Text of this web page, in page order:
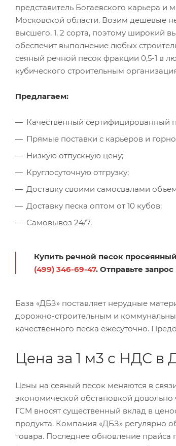
представитель Богаевского карьера и
Московской области. Возим дешевые
высшего, 1, 2 сорта, поэтому широкий
обеспечит выполнение любых
сеяный речной песок фракции 0,5-1 в
кубического строительным
Предлагаем:
Качественный сертифицированный
Прямые поставки с карьеров и
Низкую отпускную цену;
Круглосуточную отгрузку;
Доставку своими самосвалами
Доставку песка оптом от 10 кубов;
Самовывоз 24/7.
Купить речной песок
(499) 346-69-47. Отправьте
База «ДБЗ» поставляет нерудные
дорожно-строительным и
качественного песка ежесуточно.
Цена за 1 м3 с НДС в
Цены на сеяный песок меняются в
экономической обстановкой довольно
ГСМ вносят существенный вклад в
продукта. Компания «ДБЗ» регулярно
товара. Последнее обновление прайса